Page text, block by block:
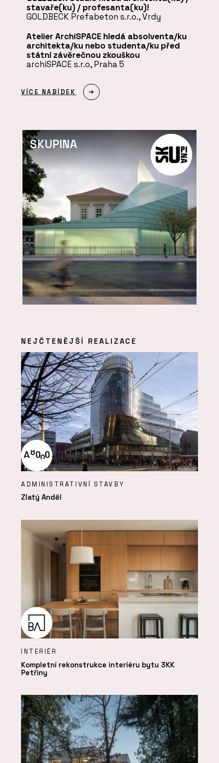
stavaře(ku) / profesanta(ku)!
GOLDBECK Prefabeton s.r.o., Vrdy
Atelier ArchiSPACE hledá absolventa/ku
architekta/ku nebo studenta/ku před
státní závěrečnou zkouškou
archiSPACE s.r.o, Praha 5
VÍCE NABÍDEK
SKUPINA
NEJČTENĚJŠÍ REALIZACE
ADMINISTRATIVNÍ STAVBY
Zlatý Anděl
INTERIÉR
Kompletní rekonstrukce interiéru bytu 3KK
Petřiny